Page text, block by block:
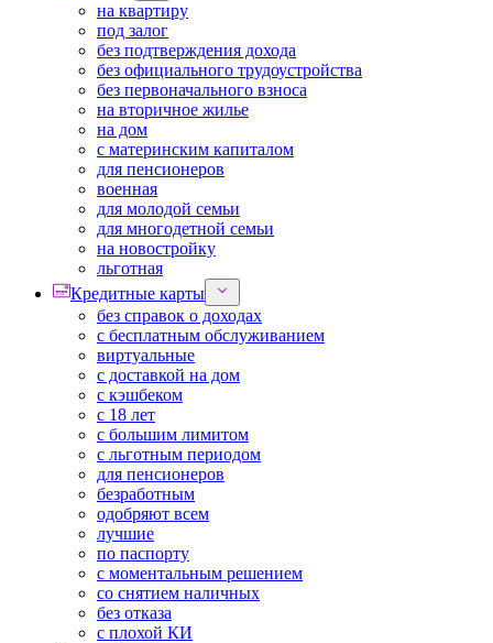
на квартиру
под залог
без подтверждения дохода
без официального трудоустройства
без первоначального взноса
на вторичное жилье
на дом
с материнским капиталом
для пенсионеров
военная
для молодой семьи
для многодетной семьи
на новостройку
льготная
Кредитные карты
без справок о доходах
с бесплатным обслуживанием
виртуальные
с доставкой на дом
с кэшбеком
с 18 лет
с большим лимитом
с льготным периодом
для пенсионеров
безработным
одобряют всем
лучшие
по паспорту
с моментальным решением
со снятием наличных
без отказа
с плохой КИ